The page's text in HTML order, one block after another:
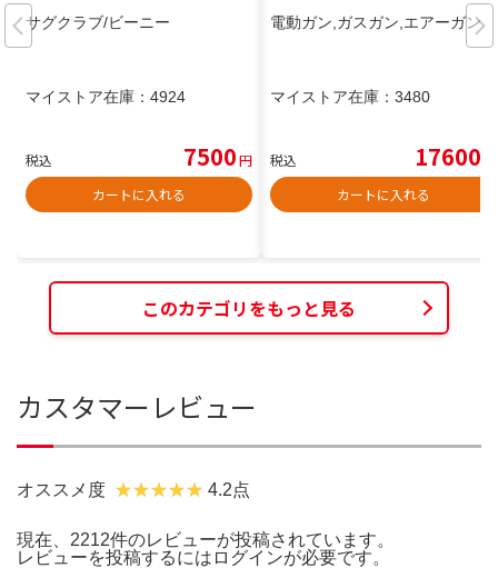
サグクラブ/ビーニー
マイストア在庫： 4924
税込 7500円
カートに入れる
電動ガン,ガスガン,エアーガン
マイストア在庫： 3480
税込 17600
カートに入れる
このカテゴリをもっと見る
カスタマーレビュー
オススメ度 4.2点
現在、2212件のレビューが投稿されています。
レビューを投稿するには ログインが必要です。